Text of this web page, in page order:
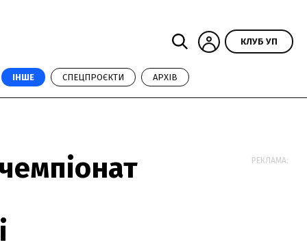
КЛУБ УП
ІНШЕ СПЕЦПРОЄКТИ АРХІВ
РЕКЛАМА: